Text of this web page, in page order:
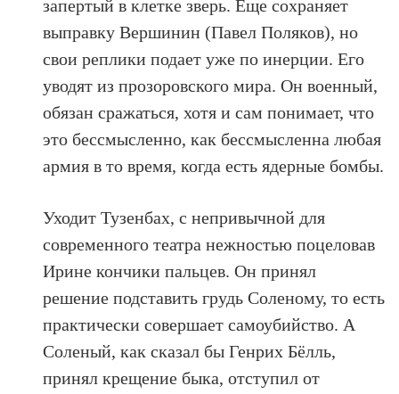
запертый в клетке зверь. Еще сохраняет
выправку Вершинин (Павел Поляков), но
свои реплики подает уже по инерции. Его
уводят из прозоровского мира. Он военный,
обязан сражаться, хотя и сам понимает, что
это бессмысленно, как бессмысленна любая
армия в то время, когда есть ядерные бомбы.
Уходит Тузенбах, с непривычной для
современного театра нежностью поцеловав
Ирине кончики пальцев. Он принял
решение подставить грудь Соленому, то есть
практически совершает самоубийство. А
Соленый, как сказал бы Генрих Бёлль,
принял крещение быка, отступил от